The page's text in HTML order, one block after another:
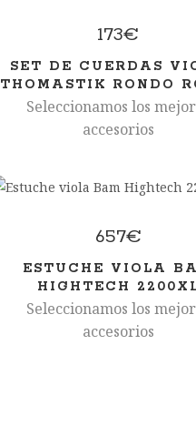
173€
SET DE CUERDAS
THOMASTIK RONDO
Seleccionamos los
accesorios
657€
ESTUCHE VIOLA
HIGHTECH
Seleccionamos los
accesorios